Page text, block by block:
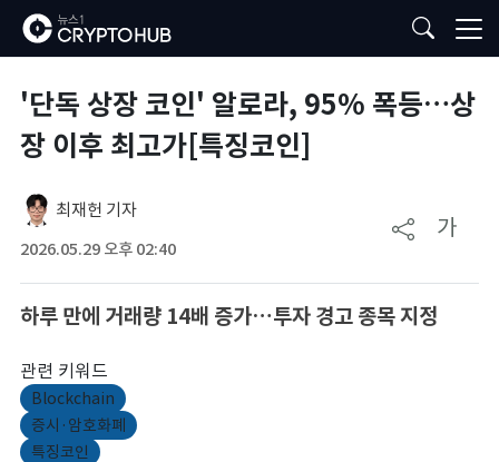
'단독 상장 코인' 알로라, 95% 폭등…상
장 이후 최고가[특징코인]
최재헌 기자
2026.05.29 오후 02:40
가
하루 만에 거래량 14배 증가…투자 경고 종목 지정
관련 키워드
Blockchain
증시·암호화폐
특징코인